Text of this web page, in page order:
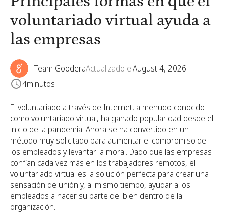
voluntariado virtual ayuda a
las empresas
Team GooderaActualizado elAugust 4, 2026
4minutos
El voluntariado a través de Internet, a menudo conocido
como voluntariado virtual, ha ganado popularidad desde el
inicio de la pandemia. Ahora se ha convertido en un
método muy solicitado para aumentar el compromiso de
los empleados y levantar la moral. Dado que las empresas
confían cada vez más en los trabajadores remotos, el
voluntariado virtual es la solución perfecta para crear una
sensación de unión y, al mismo tiempo, ayudar a los
empleados a hacer su parte del bien dentro de la
organización.